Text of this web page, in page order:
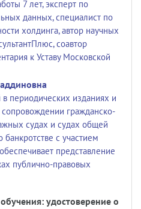
7 лет, эксперт по
данных, специалист по
холдинга, автор научных
соавтор
к Уставу Московской
в периодических изданиях и
гражданско-
судах и судах общей
с участием
представление
публично-правовых
удостоверение о